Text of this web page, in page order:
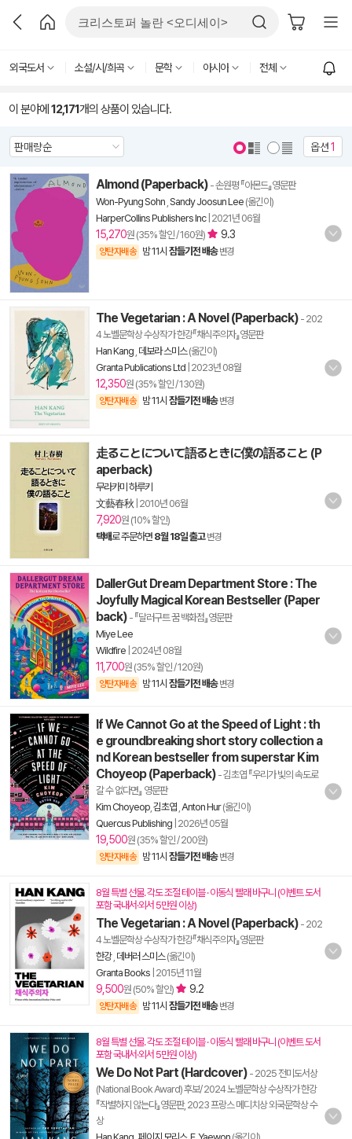
외국도서 소설/시/희곡 문학 아시아 전체
이 분야에 12,171개의 상품이 있습니다.
옵션1
Almond (Paperback) - 손원평 『아몬드』영문판
Won-Pyung Sohn Sandy Joosun Lee (옮긴이)
HarperCollins Publishers Inc| 2021년 06월
15,270원 (35% 할인 / 160원) 9.3
양탄자배송 밤 11시 잠들기전 배송 변경
The Vegetarian : A Novel (Paperback) - 202
4 노벨문학상 수상작가 한강『채식주의자』영문판
Han Kang 데보라 스미스(옮긴이)
Granta Publications Ltd 2023년 08월
12,350원 (35% 할인 / 130원)
양탄자배송 밤 11시 잠들기전 배송 변경
走ることについて語るときに僕の語ること (P
aperback)
무라카미 하루키
文藝春秋 2010년 06월
7,920원 (10% 할인)
택배로 주문하면 8월 18일 출고 변경
DallerGut Dream Department Store : The
Joyfully Magical Korean Bestseller (Paper
back) - 『달러구트 꿈 백화점』영문판
Miye Lee
Wildfire 2024년 08월
11,700원 (35% 할인 / 120원)
양탄자배송 밤 11시 잠들기전 배송 변경
If We Cannot Go at the Speed of Light : th
e groundbreaking short story collection a
nd Korean bestseller from superstar Kim
Choyeop (Paperback) - 김초엽 『우리가 빛의 속도로
갈 수 없다면』 영문판
Kim Choyeop 김초엽 Anton Hur(옮긴이)
Quercus Publishing 2026년 05월
19,500원 (35% 할인 / 200원)
양탄자배송 밤 11시 잠들기전 배송 변경
8월 특별 선물. 각도 조절 테이블 · 이동식 빨래 바구니 (이벤트 도서
포함 국내서·외서 5만원 이상)
The Vegetarian : A Novel (Paperback) - 202
4 노벨문학상 수상작가 한강『채식주의자』영문판
한강, 데버러 스미스(옮긴이)
Granta Books 2015년 11월
9,500원 (50% 할인) 9.2
양탄자배송 밤 11시 잠들기전 배송 변경
8월 특별 선물. 각도 조절 테이블 · 이동식 빨래 바구니 (이벤트 도서
포함 국내서·외서 5만원 이상)
We Do Not Part (Hardcover) - 2025 전미도서상
(National Book Award) 후보/ 2024 노벨문학상 수상작가 한강
『작별하지 않는다』영문판, 2023 프랑스 메디치상 외국문학상 수
상